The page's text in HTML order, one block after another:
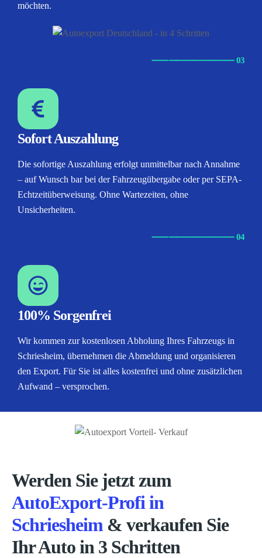
möchten.
⸺⸺⸺⸺⸺ 03
Sofort Auszahlung
Die sofortige Auszahlung erfolgt unmittelbar nach Annahme
– auf Wunsch bar bei der Fahrzeugübergabe oder per SEPA-
Echtzeitüberweisung. Ohne Wartezeiten, ohne
Unsicherheiten.
⸺⸺⸺⸺⸺ 04
100% Sorgenfrei
Wir kommen zur kostenlosen Abholung Ihres Fahrzeugs in
Schriesheim, übernehmen die Abmeldung und organisieren
den Export. Für Sie ist alles kostenfrei und ohne zusätzlichen
Aufwand – versprochen.
Werden Sie jetzt zum
AutoExport-Profi in
Schriesheim & verkaufen Sie
Ihr Auto in 3 Schritten